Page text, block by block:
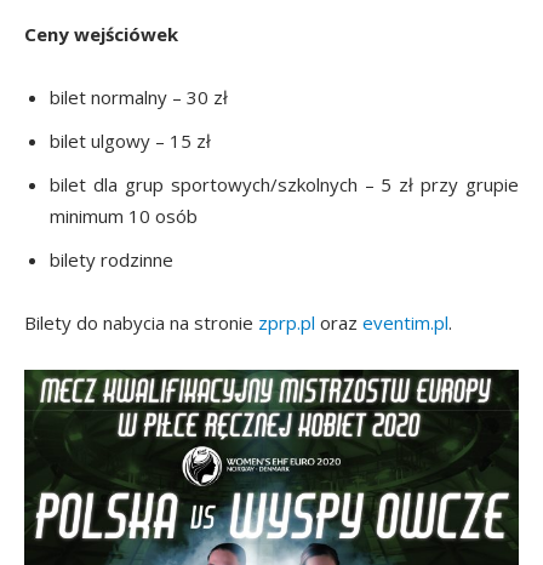
Ceny wejściówek
bilet normalny – 30 zł
bilet ulgowy – 15 zł
bilet dla grup sportowych/szkolnych – 5 zł przy grupie
minimum 10 osób
bilety rodzinne
Bilety do nabycia na stronie zprp.pl oraz eventim.pl.